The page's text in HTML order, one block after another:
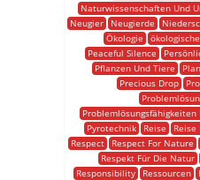
Naturwissenschaften Und
Neugier
Neugierde
Ökologie
Peaceful Silence
Pflanzen Und Tiere
Precious Drop
Problemlösungsfähigkeiten
Pyrotechnik
Reise
Respect
Respect For Nature
Respekt Für Die Natur
Responsibility
Ressourcen